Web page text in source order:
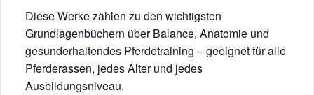
Diese Werke zählen zu den wichtigsten
Grundlagenbüchern über Balance, Anatomie und
gesunderhaltendes Pferdetraining – geeignet für alle
Pferderassen, jedes Alter und jedes
Ausbildungsniveau.